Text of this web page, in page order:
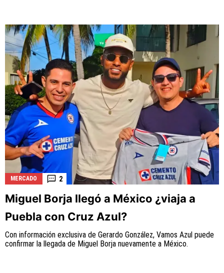
MERCADO 2
Miguel Borja llegó a México ¿viaja a
Puebla con Cruz Azul?
Con información exclusiva de Gerardo González, Vamos Azul puede
confirmar la llegada de Miguel Borja nuevamente a México.